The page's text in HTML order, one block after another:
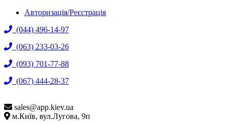
Авторизація/Реєстрація
(044) 496-14-97
(063) 233-03-26
(093) 701-77-88
(067) 444-28-37
sales@app.kiev.ua
м.Київ, вул.Лугова, 9п